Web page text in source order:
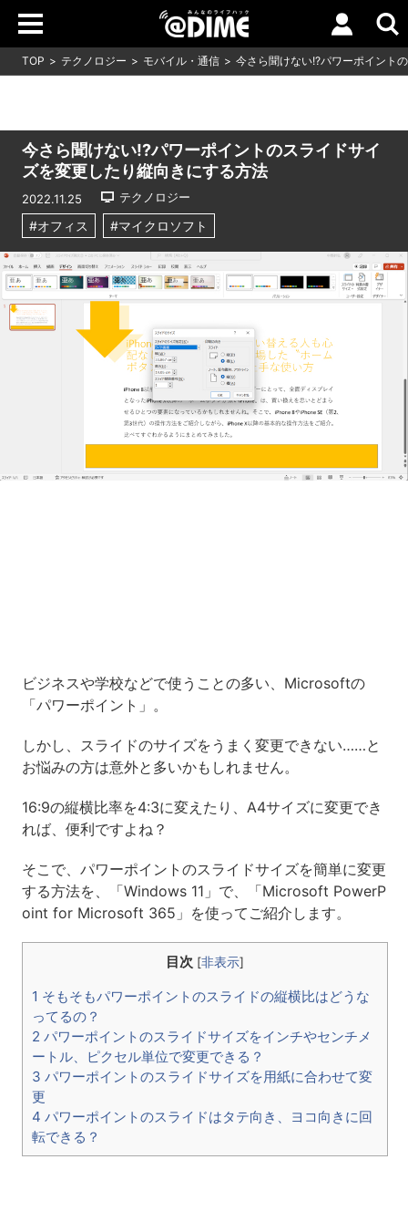
TOP テクノロジー モバイル・通信 今さら聞けない!?パワーポイント
今さら聞けない!?パワーポイントのスライドサイ
ズを変更したり縦向きにする方法
2022.11.25 テクノロジー
#オフィス #マイクロソフト
ビジネスや学校などで使うことの多い、Microsoftの
「パワーポイント」。
しかし、スライドのサイズをうまく変更できない……と
お悩みの方は意外と多いかもしれません。
16:9の縦横比率を4:3に変えたり、A4サイズに変更でき
れば、便利ですよね？
そこで、パワーポイントのスライドサイズを簡単に変更
する方法を、「Windows 11」で、「Microsoft PowerP
oint for Microsoft 365」を使ってご紹介します。
目次 [非表示]
1 そもそもパワーポイントのスライドの縦横比はどうな
ってるの？
2 パワーポイントのスライドサイズをインチやセンチメ
ートル、ピクセル単位で変更できる？
3 パワーポイントのスライドサイズを用紙に合わせて変
更
4 パワーポイントのスライドはタテ向き、ヨコ向きに回
転できる？